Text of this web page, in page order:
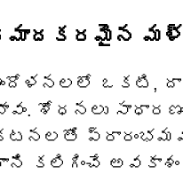
ఆందోళనలలో
శోధనలు
కలిగించే